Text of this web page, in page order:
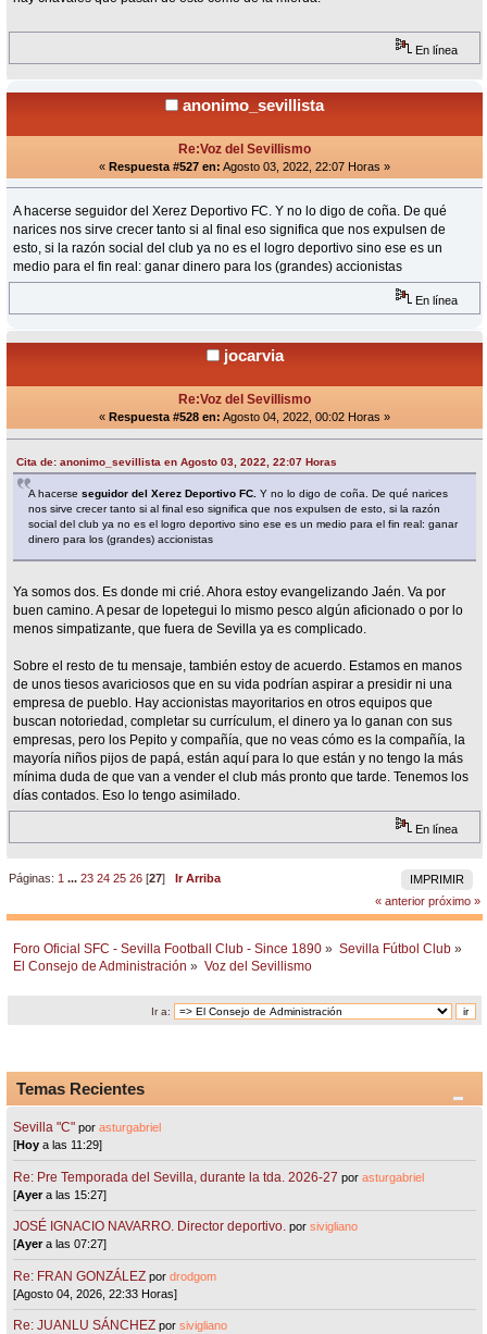
En línea
anonimo_sevillista
Re:Voz del Sevillismo
« Respuesta #527 en: Agosto 03, 2022, 22:07 Horas »
A hacerse seguidor del Xerez Deportivo FC. Y no lo digo de coña. De qué
narices nos sirve crecer tanto si al final eso significa que nos expulsen de
esto, si la razón social del club ya no es el logro deportivo sino ese es un
medio para el fin real: ganar dinero para los (grandes) accionistas
En línea
jocarvia
Re:Voz del Sevillismo
« Respuesta #528 en: Agosto 04, 2022, 00:02 Horas »
Cita de: anonimo_sevillista en Agosto 03, 2022, 22:07 Horas
A hacerseseguidor del Xerez Deportivo FC. Y no lo digo de coña. De qué narices
nos sirve crecer tanto si al final eso significa que nos expulsen de esto, si la razón
social del club ya no es el logro deportivo sino ese es un medio para el fin real: ganar
dinero para los (grandes) accionistas
Ya somos dos. Es donde mi crié. Ahora estoy evangelizando Jaén. Va por
buen camino. A pesar de lopetegui lo mismo pesco algún aficionado o por lo
menos simpatizante, que fuera de Sevilla ya es complicado.
Sobre el resto de tu mensaje, también estoy de acuerdo. Estamos en manos
de unos tiesos avariciosos que en su vida podrían aspirar a presidir ni una
empresa de pueblo. Hay accionistas mayoritarios en otros equipos que
buscan notoriedad, completar su currículum, el dinero ya lo ganan con sus
empresas, pero los Pepito y compañía, que no veas cómo es la compañía, la
mayoría niños pijos de papá, están aquí para lo que están y no tengo la más
mínima duda de que van a vender el club más pronto que tarde. Tenemos los
días contados. Eso lo tengo asimilado.
En línea
IMPRIMIR
Páginas: 1 ...23 24 25 26 [27]
Ir Arriba
« anterior próximo »
Foro Oficial SFC - Sevilla Football Club - Since 1890 » Sevilla Fútbol Club »
El Consejo de Administración » Voz del Sevillismo
Ir a:
Temas Recientes
Sevilla "C"porasturgabriel
[Hoy a las 11:29]
Re: Pre Temporada del Sevilla, durante la tda. 2026-27 porasturgabriel
[Ayera las 15:27]
JOSÉ IGNACIO NAVARRO. Director deportivo. porsivigliano
[Ayera las 07:27]
Re: FRAN GONZÁLEZ pordrodgom
[Agosto 04, 2026, 22:33 Horas]
Re: JUANLU SÁNCHEZ porsivigliano